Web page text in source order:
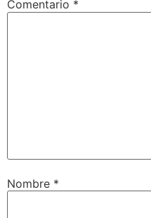
Comentario *
Nombre *